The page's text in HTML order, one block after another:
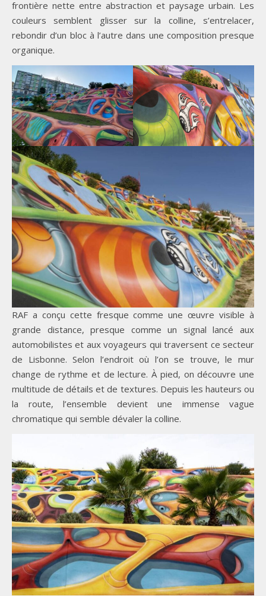
frontière nette entre abstraction et paysage urbain. Les
couleurs semblent glisser sur la colline, s’entrelacer,
rebondir d’un bloc à l’autre dans une composition presque
organique.
RAF a conçu cette fresque comme une œuvre visible à
grande distance, presque comme un signal lancé aux
automobilistes et aux voyageurs qui traversent ce secteur
de Lisbonne. Selon l’endroit où l’on se trouve, le mur
change de rythme et de lecture. À pied, on découvre une
multitude de détails et de textures. Depuis les hauteurs ou
la route, l’ensemble devient une immense vague
chromatique qui semble dévaler la colline.